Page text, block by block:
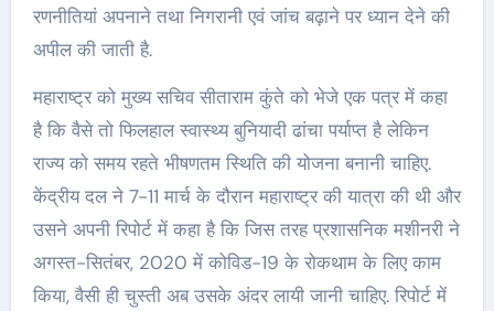
रणनीतियां अपनाने तथा निगरानी एवं जांच बढ़ाने पर ध्यान देने की
अपील की जाती है.
महाराष्ट्र को मुख्य सचिव सीताराम कुंते को भेजे एक पत्र में कहा
है कि वैसे तो फिलहाल स्वास्थ्य बुनियादी ढांचा पर्याप्त है लेकिन
राज्य को समय रहते भीषणतम स्थिति की योजना बनानी चाहिए.
केंद्रीय दल ने 7-11 मार्च के दौरान महाराष्ट्र की यात्रा की थी और
उसने अपनी रिपोर्ट में कहा है कि जिस तरह प्रशासनिक मशीनरी ने
अगस्त-सितंबर, 2020 में कोविड-19 के रोकथाम के लिए काम
किया, वैसी ही चुस्ती अब उसके अंदर लायी जानी चाहिए. रिपोर्ट में